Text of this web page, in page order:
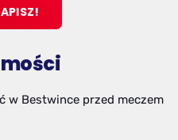
w Bestwince przed meczem